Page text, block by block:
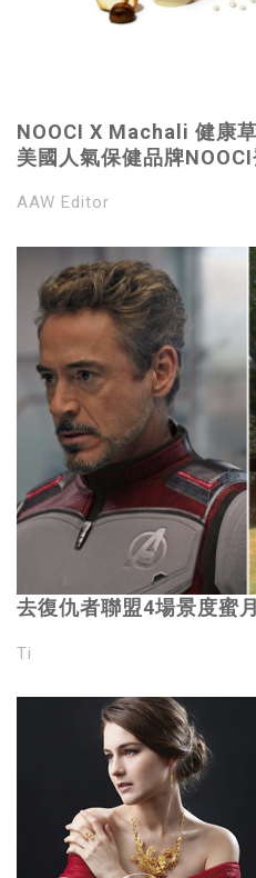
NOOCI X Machali 健康
美國人氣保健品牌
AAW Editor
去復仇者聯盟4場景度蜜月
Ti